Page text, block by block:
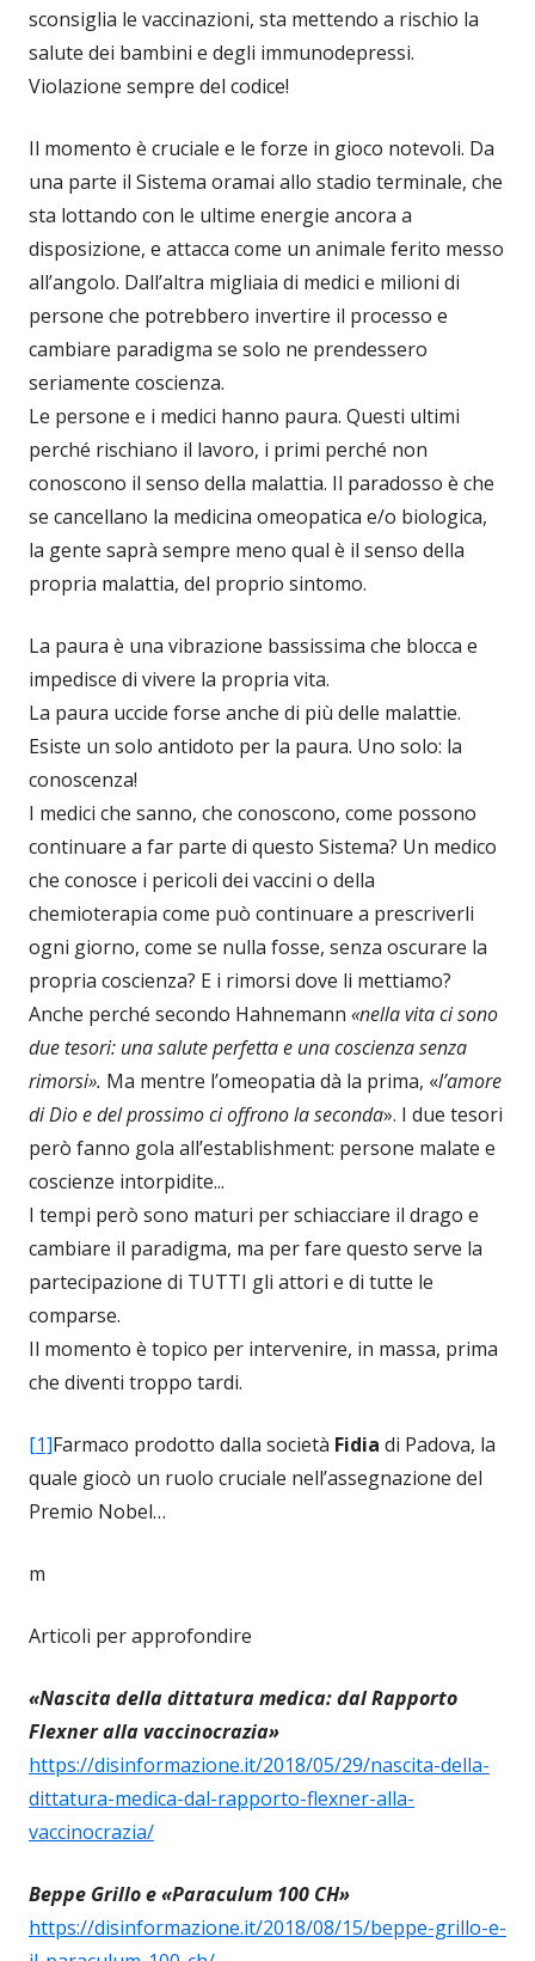
sconsiglia le vaccinazioni, sta mettendo a rischio la
salute dei bambini e degli immunodepressi.
Violazione sempre del codice!
Il momento è cruciale e le forze in gioco notevoli. Da
una parte il Sistema oramai allo stadio terminale, che
sta lottando con le ultime energie ancora a
disposizione, e attacca come un animale ferito messo
all’angolo. Dall’altra migliaia di medici e milioni di
persone che potrebbero invertire il processo e
cambiare paradigma se solo ne prendessero
seriamente coscienza.
Le persone e i medici hanno paura. Questi ultimi
perché rischiano il lavoro, i primi perché non
conoscono il senso della malattia. Il paradosso è che
se cancellano la medicina omeopatica e/o biologica,
la gente saprà sempre meno qual è il senso della
propria malattia, del proprio sintomo.
La paura è una vibrazione bassissima che blocca e
impedisce di vivere la propria vita.
La paura uccide forse anche di più delle malattie.
Esiste un solo antidoto per la paura. Uno solo: la
conoscenza!
I medici che sanno, che conoscono, come possono
continuare a far parte di questo Sistema? Un medico
che conosce i pericoli dei vaccini o della
chemioterapia come può continuare a prescriverli
ogni giorno, come se nulla fosse, senza oscurare la
propria coscienza? E i rimorsi dove li mettiamo?
Anche perché secondo Hahnemann «nella vita ci sono
due tesori: una salute perfetta e una coscienza senza
rimorsi». Ma mentre l’omeopatia dà la prima, «l’amore
di Dio e del prossimo ci offrono la seconda». I due tesori
però fanno gola all’establishment: persone malate e
coscienze intorpidite...
I tempi però sono maturi per schiacciare il drago e
cambiare il paradigma, ma per fare questo serve la
partecipazione di TUTTI gli attori e di tutte le
comparse.
Il momento è topico per intervenire, in massa, prima
che diventi troppo tardi.
[1]Farmaco prodotto dalla società Fidia di Padova, la
quale giocò un ruolo cruciale nell’assegnazione del
Premio Nobel…
m
Articoli per approfondire
«Nascita della dittatura medica: dal Rapporto
Flexner alla vaccinocrazia»
https://disinformazione.it/2018/05/29/nascita-della-
dittatura-medica-dal-rapporto-flexner-alla-
vaccinocrazia/
Beppe Grillo e «Paraculum 100 CH»
https://disinformazione.it/2018/08/15/beppe-grillo-e-